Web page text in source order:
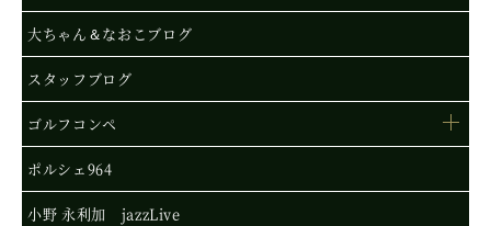
大ちゃん＆なおこブログ
スタッフブログ
ゴルフコンペ
ポルシェ964
小野 永利加 jazzLive